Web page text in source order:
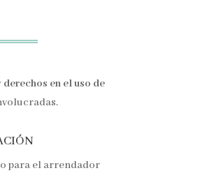
en el uso de
para el arrendador